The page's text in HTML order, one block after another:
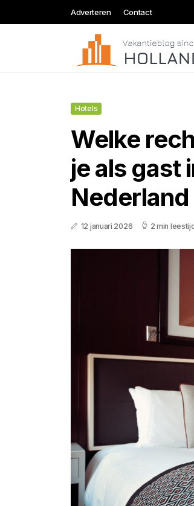
Adverteren Contact
Hotels
Welke
je als gast
Nederland
12 januari 2026 2 min